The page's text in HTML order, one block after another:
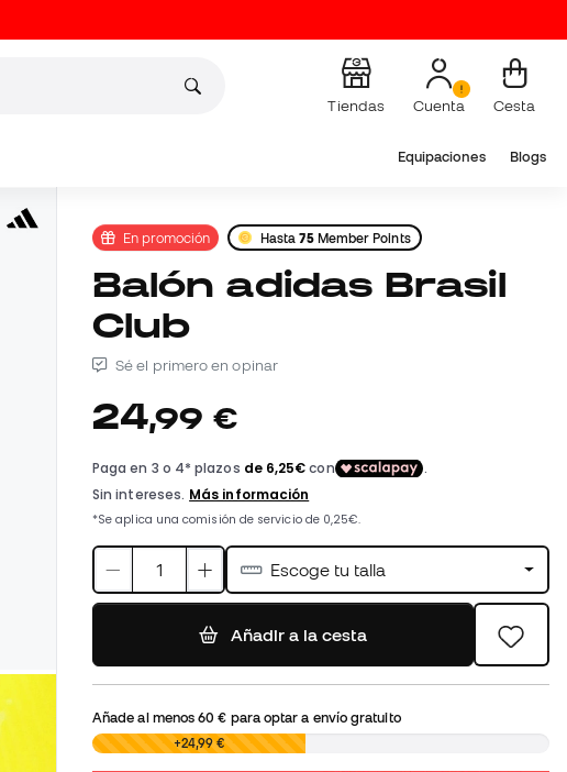
Tiendas Cuenta Cesta
Equipaciones Blogs
En promoción Hasta75Member Points
Balón adidas Brasil
Club
Sé el primero en opinar
24,99 €
Escoge tu talla
Añadir a la cesta
Añade al menos60 € para optar a envío gratuito
0,00 € +24,99 €